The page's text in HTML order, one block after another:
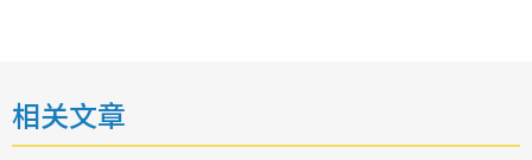
相关文章